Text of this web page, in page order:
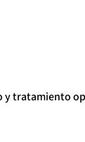
y tratamiento